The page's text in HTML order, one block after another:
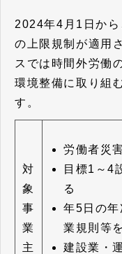
2024年4月1日か
の上限規制が適用
スでは時間外労働
環境整備に取り組
す。
対
象
事
業
主
労働者災
目標1～4
る
年5日の
業規則等
建設業・